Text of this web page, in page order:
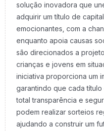
solução inovadora que
adquirir um título de
emocionantes, com a
enquanto apoia causas
são direcionados a
crianças e jovens em
iniciativa proporciona um
garantindo que cada
total transparência e
podem realizar sorteios
ajudando a construir um